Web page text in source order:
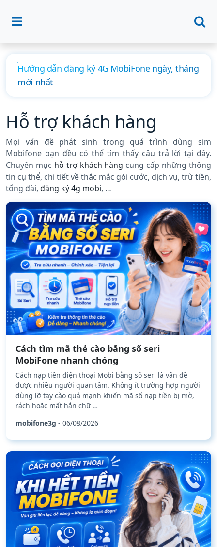
Hướng dẫn đăng ký 4G MobiFone ngày, tháng
mới nhất
Hỗ trợ khách hàng
Mọi vấn đề phát sinh trong quá trình dùng sim
Mobifone bạn đều có thể tìm thấy câu trả lời tại đây.
Chuyên mục hỗ trợ khách hàng cung cấp những thông
tin cụ thể, chi tiết về thắc mắc gói cước, dịch vụ, trừ tiền,
tổng đài, đăng ký 4g mobi, …
Cách tìm mã thẻ cào bằng số seri
MobiFone nhanh chóng
Cách nạp tiền điện thoại Mobi bằng số seri là vấn đề
được nhiều người quan tâm. Không ít trường hợp người
dùng lỡ tay cào quá mạnh khiến mã số nạp tiền bị mờ,
rách hoặc mất hẳn chữ …
mobifone3g - 06/08/2026